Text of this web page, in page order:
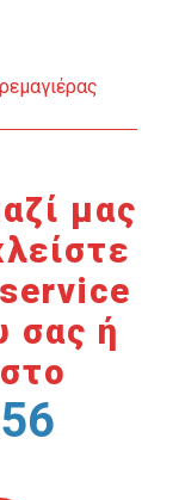
μας
σας ή